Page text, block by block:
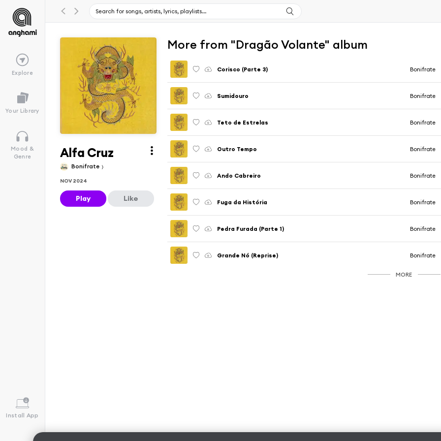
Explore
Your Library
Mood &
Genre
Install App
Alfa Cruz
Bonifrate
NOV 2024
Play Like
More from "Dragão Volante" album
Corisco (Parte 3) Bonifrate
Sumidouro Bonifrate
Teto de Estrelas Bonifrate
Outro Tempo Bonifrate
Ando Cabreiro Bonifrate
Fuga da História Bonifrate
Pedra Furada (Parte 1) Bonifrate
Grande Nó (Reprise) Bonifrate
MORE